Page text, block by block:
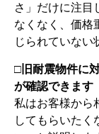
さ」だけに注目
なくなく、価格
じられていない
□旧耐震物件に
が確認できます
私はお客様から
してもらいたく